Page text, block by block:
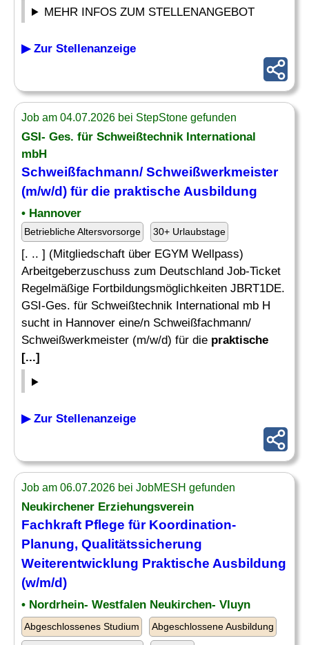
MEHR INFOS ZUM STELLENANGEBOT
▶ Zur Stellenanzeige
Job am 04.07.2026 bei StepStone gefunden
GSI- Ges. für Schweißtechnik International
mbH
Schweißfachmann/ Schweißwerkmeister
(m/w/d) für die praktische Ausbildung
• Hannover
Betriebliche Altersvorsorge 30+ Urlaubstage
[. .. ] (Mitgliedschaft über EGYM Wellpass)
Arbeitgeberzuschuss zum Deutschland Job-Ticket
Regelmäßige Fortbildungsmöglichkeiten JBRT1DE.
GSI-Ges. für Schweißtechnik International mb H
sucht in Hannover eine/n Schweißfachmann/
Schweißwerkmeister (m/w/d) für die praktische
[...]
▶ Zur Stellenanzeige
Job am 06.07.2026 bei JobMESH gefunden
Neukirchener Erziehungsverein
Fachkraft Pflege für Koordination-
Planung, Qualitätssicherung
Weiterentwicklung Praktische Ausbildung
(w/m/d)
• Nordrhein- Westfalen Neukirchen- Vluyn
Abgeschlossenes Studium Abgeschlossene Ausbildung